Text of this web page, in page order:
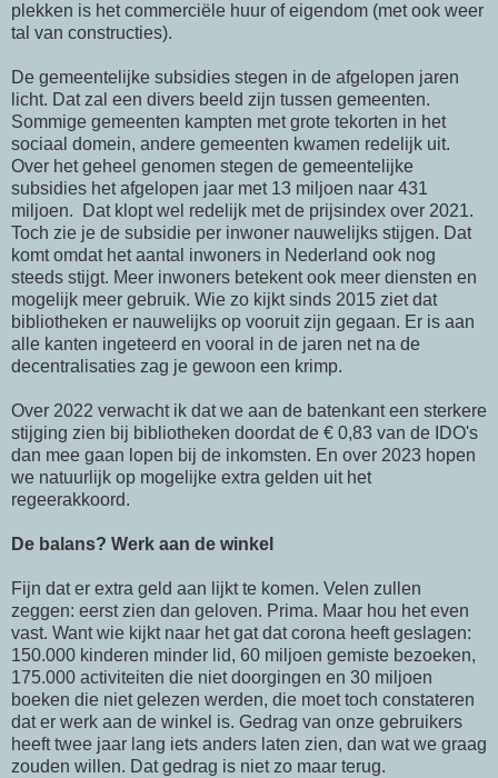
plekken is het commerciële huur of eigendom (met ook weer
tal van constructies).
De gemeentelijke subsidies stegen in de afgelopen jaren
licht. Dat zal een divers beeld zijn tussen gemeenten.
Sommige gemeenten kampten met grote tekorten in het
sociaal domein, andere gemeenten kwamen redelijk uit.
Over het geheel genomen stegen de gemeentelijke
subsidies het afgelopen jaar met 13 miljoen naar 431
miljoen. Dat klopt wel redelijk met de prijsindex over 2021.
Toch zie je de subsidie per inwoner nauwelijks stijgen. Dat
komt omdat het aantal inwoners in Nederland ook nog
steeds stijgt. Meer inwoners betekent ook meer diensten en
mogelijk meer gebruik. Wie zo kijkt sinds 2015 ziet dat
bibliotheken er nauwelijks op vooruit zijn gegaan. Er is aan
alle kanten ingeteerd en vooral in de jaren net na de
decentralisaties zag je gewoon een krimp.
Over 2022 verwacht ik dat we aan de batenkant een sterkere
stijging zien bij bibliotheken doordat de € 0,83 van de IDO's
dan mee gaan lopen bij de inkomsten. En over 2023 hopen
we natuurlijk op mogelijke extra gelden uit het
regeerakkoord.
De balans? Werk aan de winkel
Fijn dat er extra geld aan lijkt te komen. Velen zullen
zeggen: eerst zien dan geloven. Prima. Maar hou het even
vast. Want wie kijkt naar het gat dat corona heeft geslagen:
150.000 kinderen minder lid, 60 miljoen gemiste bezoeken,
175.000 activiteiten die niet doorgingen en 30 miljoen
boeken die niet gelezen werden, die moet toch constateren
dat er werk aan de winkel is. Gedrag van onze gebruikers
heeft twee jaar lang iets anders laten zien, dan wat we graag
zouden willen. Dat gedrag is niet zo maar terug.